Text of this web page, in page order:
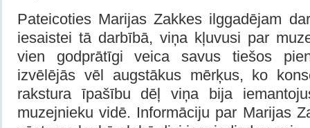
Pateicoties Marijas Zakkes ilggadējam
iesaistei tā darbībā, viņa kļuvusi par
vien godprātīgi veica savus tiešos
izvēlējās vēl augstākus mērķus, ko
rakstura īpašību dēļ viņa bija
muzejnieku vidē. Informāciju par Marijas